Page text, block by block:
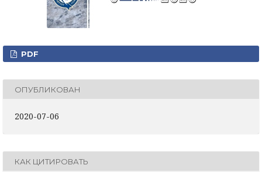
PDF
ОПУБЛИКОВАН
2020-07-06
КАК ЦИТИРОВАТЬ